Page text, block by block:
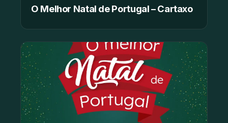
O Melhor Natal de Portugal – Cartaxo